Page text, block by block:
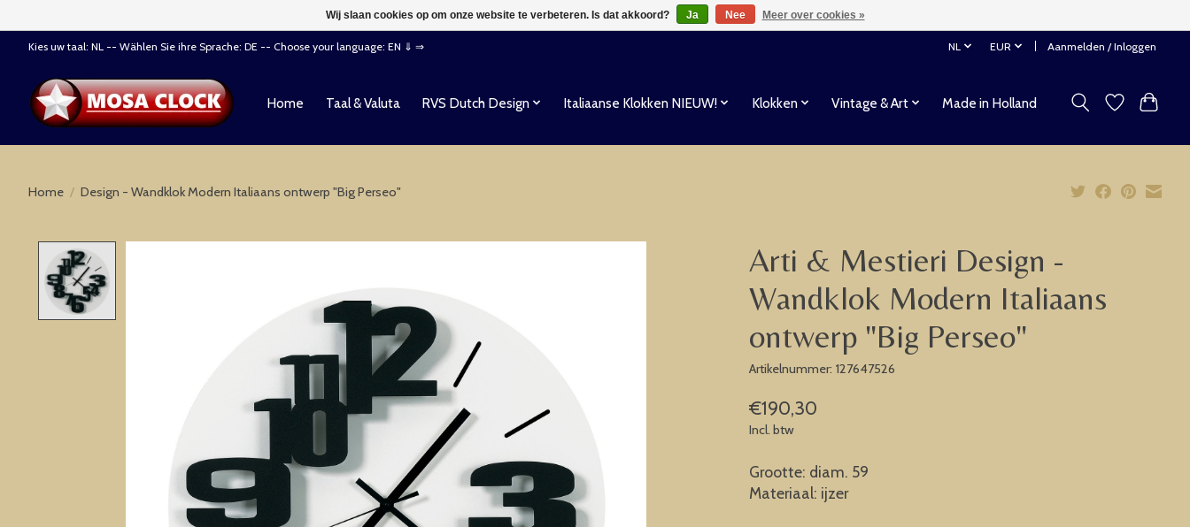
Kies uw taal: NL -- Wählen Sie ihre Sprache: DE -- Choose your language: EN ⇓ ⇒ NL EUR Aanmelden / Inloggen
Home Taal & Valuta RVS Dutch Design Italiaanse Klokken NIEUW! Klokken Vintage & Art Made in Holland
Home / Design - Wandklok Modern Italiaans ontwerp "Big Perseo"
Arti & Mestieri Design -
Wandklok Modern Italiaans
ontwerp "Big Perseo"
Artikelnummer: 127647526
€190,30
Incl. btw
Grootte: diam. 59
Materiaal: ijzer
Wij slaan cookies op om onze website te verbeteren. Is dat akkoord? Ja Nee Meer over cookies »